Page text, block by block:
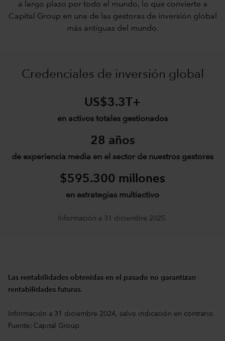
a largo plazo por todo el mundo, lo que convierte a
Capital Group en una de las gestoras de inversión global
más antiguas del mundo.
Credenciales de inversión global
US$3.3T+
en activos totales gestionados
28 años
de experiencia media en el sector de nuestros gestores
$595.300 millones
en estrategias multiactivo
Información a 31 diciembre 2025.
Las rentabilidades obtenidas en el pasado no garantizan
rentabilidades futuras.
Información a 31 diciembre 2024, salvo indicación en contrario.
Fuente: Capital Group